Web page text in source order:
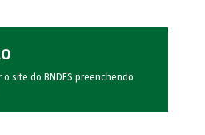
site do BNDES preenchendo